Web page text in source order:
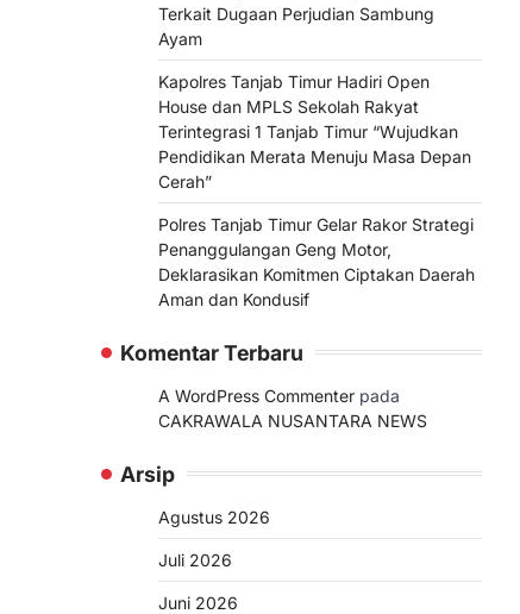
Terkait Dugaan Perjudian Sambung
Ayam
Kapolres Tanjab Timur Hadiri Open
House dan MPLS Sekolah Rakyat
Terintegrasi 1 Tanjab Timur “Wujudkan
Pendidikan Merata Menuju Masa Depan
Cerah”
Polres Tanjab Timur Gelar Rakor Strategi
Penanggulangan Geng Motor,
Deklarasikan Komitmen Ciptakan Daerah
Aman dan Kondusif
Komentar Terbaru
A WordPress Commenter pada
CAKRAWALA NUSANTARA NEWS
Arsip
Agustus 2026
Juli 2026
Juni 2026